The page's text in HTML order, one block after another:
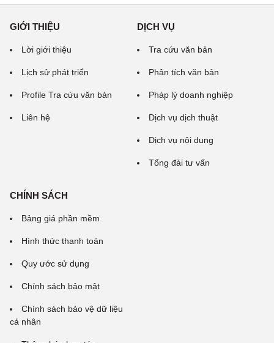
GIỚI THIỆU
Lời giới thiệu
Lịch sử phát triển
Profile Tra cứu văn bản
Liên hệ
DỊCH VỤ
Tra cứu văn bản
Phân tích văn bản
Pháp lý doanh nghiệp
Dịch vụ dịch thuật
Dịch vụ nội dung
Tổng đài tư vấn
CHÍNH SÁCH
Bảng giá phần mềm
Hình thức thanh toán
Quy ước sử dụng
Chính sách bảo mật
Chính sách bảo vệ dữ liệu
cá nhân